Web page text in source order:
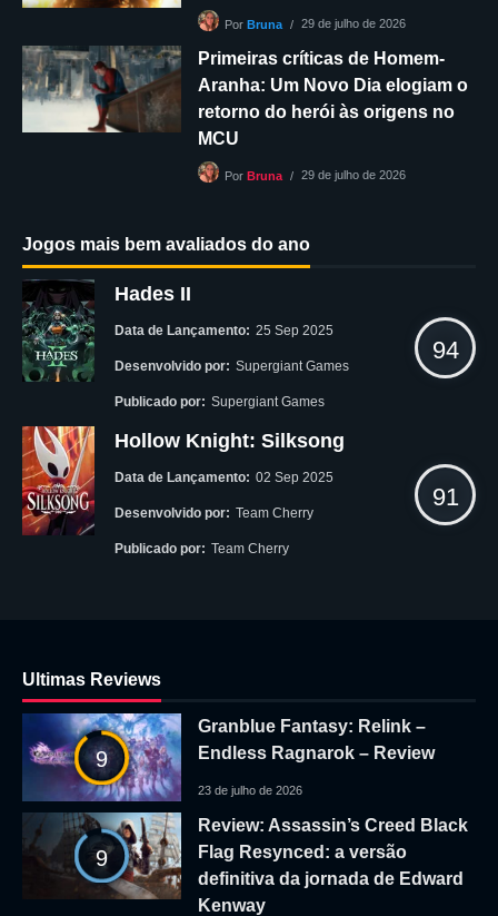
PorBruna 29 de julho de 2026
Primeiras críticas de Homem-
Aranha: Um Novo Dia elogiam o
retorno do herói às origens no
MCU
PorBruna 29 de julho de 2026
Jogos mais bem avaliados do ano
Hades II
Data de Lançamento: 25 Sep 2025
Desenvolvido por: Supergiant Games
Publicado por: Supergiant Games
94
Hollow Knight: Silksong
Data de Lançamento: 02 Sep 2025
Desenvolvido por: Team Cherry
Publicado por: Team Cherry
91
Ultimas Reviews
9
Granblue Fantasy: Relink –
Endless Ragnarok – Review
23 de julho de 2026
9
Review: Assassin’s Creed Black
Flag Resynced: a versão
definitiva da jornada de Edward
Kenway